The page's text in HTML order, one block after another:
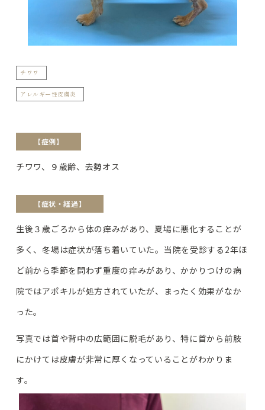
チワワ
アレルギー性皮膚炎
【症例】
チワワ、９歳齢、去勢オス
【症状・経過】
生後３歳ごろから体の痒みがあり、夏場に悪化することが
多く、冬場は症状が落ち着いていた。当院を受診する2年ほ
ど前から季節を問わず重度の痒みがあり、かかりつけの病
院ではアポキルが処方されていたが、まったく効果がなか
った。
写真では首や背中の広範囲に脱毛があり、特に首から前肢
にかけては皮膚が非常に厚くなっていることがわかりま
す。